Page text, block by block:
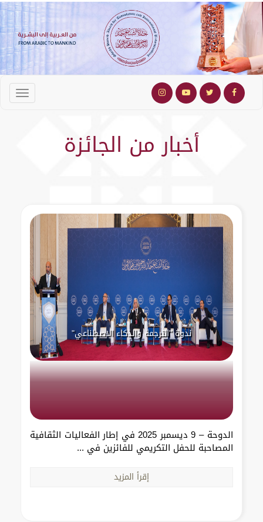
أخبار من الجائزة
ندوة "الترجمة والذكاء الاصطناعي"
الدوحة – 9 ديسمبر 2025 في إطار الفعاليات الثقافية
المصاحبة للحفل التكريمي للفائزين في ...
إقرأ المزيد